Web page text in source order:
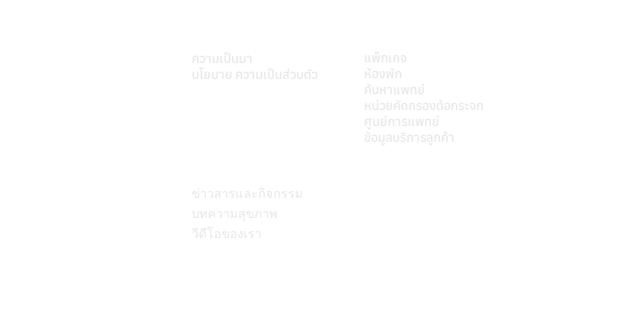
ความเป็นมา
นโยบาย ความเป็นส่วนตัว
แพ็กเกจ
ห้องพัก
ค้นหาแพทย์
หน่วยคัดกรองต้อกระจก
ศูนย์การแพทย์
ข้อมูลบริการลูกค้า
ข่าวสารและกิจกรรม
บทความสุขภาพ
วีดีโอของเรา